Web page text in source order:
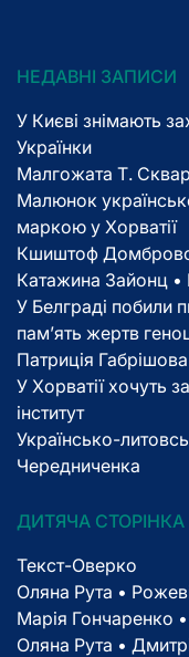
НЕДАВНІ ЗАПИСИ
У Києві знімають
Українки
Малгожата Т.
Малюнок
маркою у Хорватії
Кшиштоф
Катажина Зайонц •
У Белграді побили
пам’ять жертв
Патриція
У Хорватії хочуть
інститут
Українсько-
Чередниченка
ДИТЯЧА СТОРІНКА
Текст-Оверко
Оляна Рута •
Марія Гончаренко
Оляна Рута •